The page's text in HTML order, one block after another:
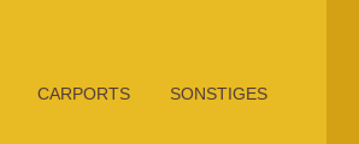
CARPORTS SONSTIGES